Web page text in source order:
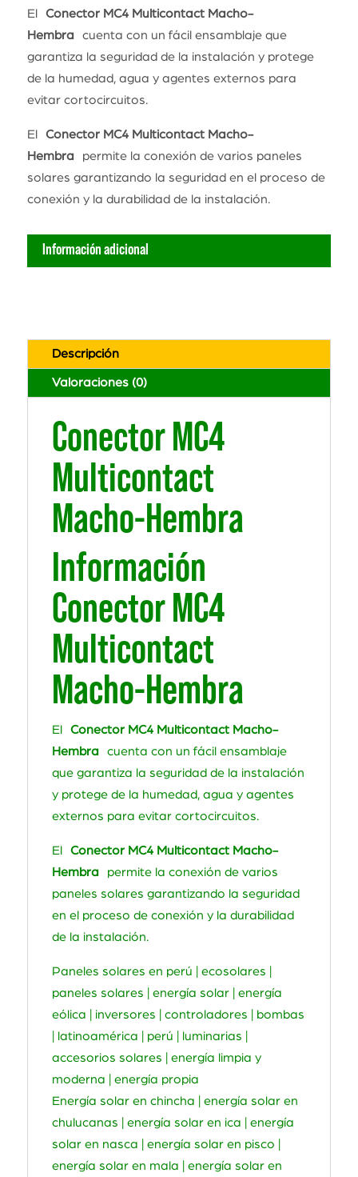
El Conector MC4 Multicontact Macho-
Hembra cuenta con un fácil ensamblaje que
garantiza la seguridad de la instalación y protege
de la humedad, agua y agentes externos para
evitar cortocircuitos.
El Conector MC4 Multicontact Macho-
Hembra permite la conexión de varios paneles
solares garantizando la seguridad en el proceso de
conexión y la durabilidad de la instalación.
Información adicional
Descripción
Valoraciones (0)
Conector MC4
Multicontact
Macho-Hembra
Información
Conector MC4
Multicontact
Macho-Hembra
El Conector MC4 Multicontact Macho-
Hembracuenta con un fácil ensamblaje
que garantiza la seguridad de la instalación
y protege de la humedad, agua y agentes
externos para evitar cortocircuitos.
El Conector MC4 Multicontact Macho-
Hembrapermite la conexión de varios
paneles solares garantizando la seguridad
en el proceso de conexión y la durabilidad
de la instalación.
Paneles solares en perú | ecosolares |
paneles solares | energía solar | energía
eólica | inversores | controladores | bombas
| latinoamérica | perú | luminarias |
accesorios solares | energía limpia y
moderna | energía propia
Energía solar en chincha | energía solar en
chulucanas | energía solar en ica | energía
solar en nasca | energía solar en pisco |
energía solar en mala | energía solar en